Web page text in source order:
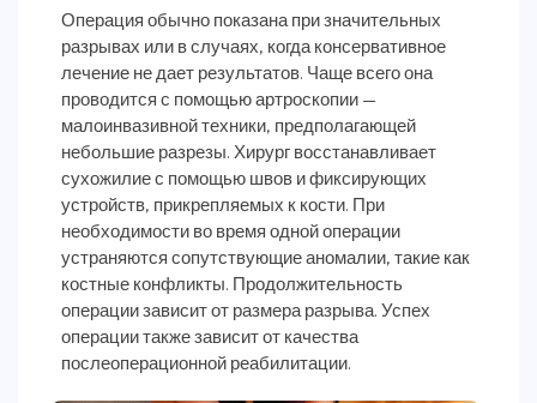
Операция обычно показана при значительных
разрывах или в случаях, когда консервативное
лечение не дает результатов. Чаще всего она
проводится с помощью артроскопии —
малоинвазивной техники, предполагающей
небольшие разрезы. Хирург восстанавливает
сухожилие с помощью швов и фиксирующих
устройств, прикрепляемых к кости. При
необходимости во время одной операции
устраняются сопутствующие аномалии, такие как
костные конфликты. Продолжительность
операции зависит от размера разрыва. Успех
операции также зависит от качества
послеоперационной реабилитации.